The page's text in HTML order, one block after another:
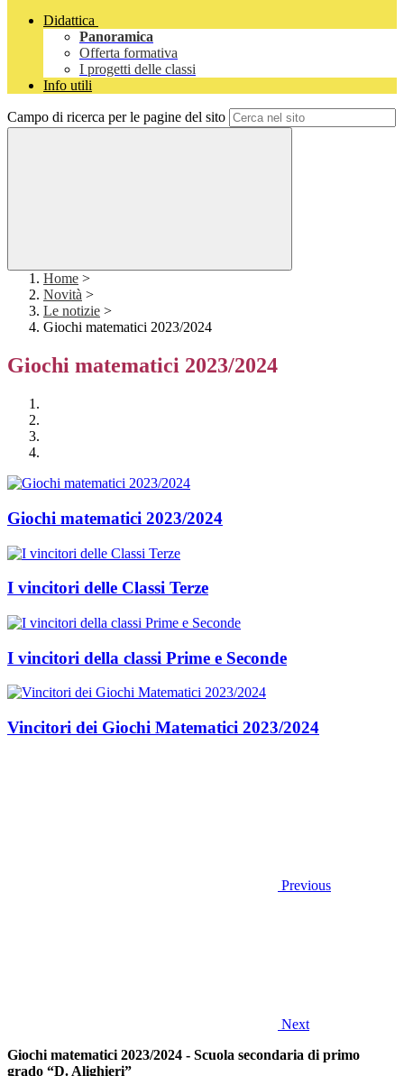
Didattica
Panoramica
Offerta formativa
I progetti delle classi
Info utili
Campo di ricerca per le pagine del sito
Home >
Novità >
Le notizie >
Giochi matematici 2023/2024
Giochi matematici 2023/2024
Giochi matematici 2023/2024
I vincitori delle Classi Terze
I vincitori della classi Prime e Seconde
Vincitori dei Giochi Matematici 2023/2024
Previous
Next
Giochi matematici 2023/2024 - Scuola secondaria di primo
grado “D. Alighieri”